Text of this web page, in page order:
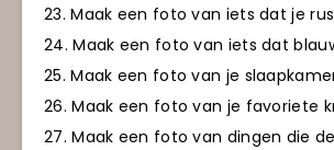
23. Maak een foto van iets dat je
24. Maak een foto van iets dat
25. Maak een foto van je
26. Maak een foto van je favoriete
27. Maak een foto van dingen die